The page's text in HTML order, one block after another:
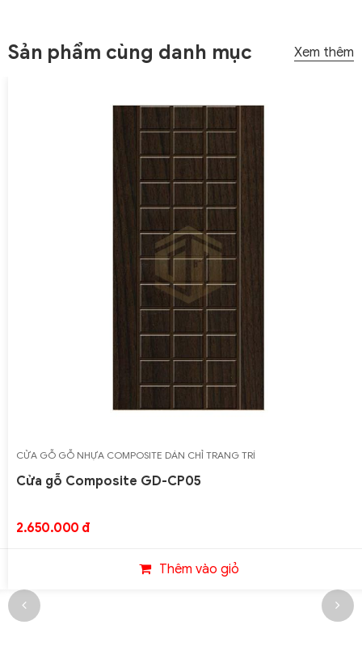
Sản phẩm cùng danh mục Xem thêm
CỬA GỖ GỖ NHỰA COMPOSITE DÁN CHỈ TRANG TRÍ
Cửa gỗ Composite GD-CP05
2.650.000 đ
Thêm vào giỏ